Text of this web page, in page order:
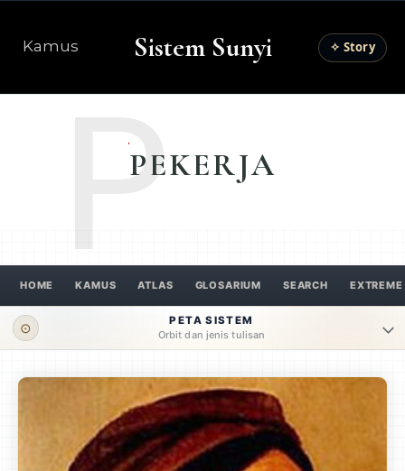
Kamus Sistem Sunyi ✧ Story
PEKERJA
P
HOME KAMUS ATLAS GLOSARIUM SEARCH EXTREME
⊙
PETA SISTEM
Orbit dan jenis tulisan
ORBIT UTAMA
Pengantar Psikospiritual
Relasional Eksistensial-Kreatif